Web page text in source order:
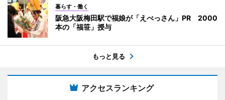
暮らす・働く
阪急大阪梅田駅で福娘が「えべっさん」PR 2000
本の「福笹」授与
もっと見る
アクセスランキング